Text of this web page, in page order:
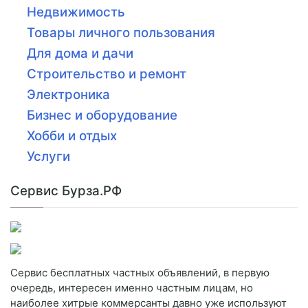
Недвижимость
Товары личного пользования
Для дома и дачи
Строительство и ремонт
Электроника
Бизнес и оборудование
Хобби и отдых
Услуги
Сервис Бурза.РФ
Сервис бесплатных частных объявлений, в первую
очередь, интересен именно частным лицам, но
наиболее хитрые коммерсанты давно уже используют